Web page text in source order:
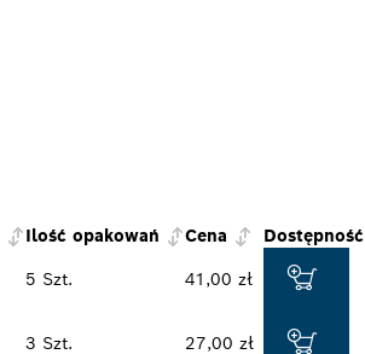
Ilość opakowań Cena
Dostępność
5 Szt. 41,00 zł
3 Szt. 27,00 zł